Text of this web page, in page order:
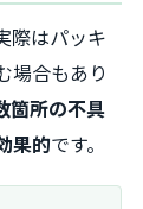
際はパッキ
場合もあり
箇所の不具
果的です。